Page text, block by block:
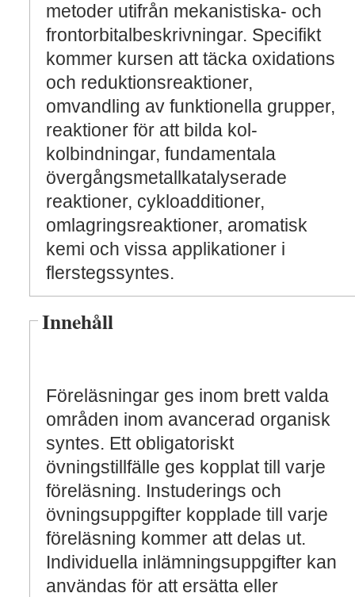
metoder utifrån mekanistiska- och
frontorbitalbeskrivningar. Specifikt
kommer kursen att täcka oxidations
och reduktionsreaktioner,
omvandling av funktionella grupper,
reaktioner för att bilda kol-
kolbindningar, fundamentala
övergångsmetallkatalyserade
reaktioner, cykloadditioner,
omlagringsreaktioner, aromatisk
kemi och vissa applikationer i
flerstegssyntes.
Innehåll
Föreläsningar ges inom brett valda
områden inom avancerad organisk
syntes. Ett obligatoriskt
övningstillfälle ges kopplat till varje
föreläsning. Instuderings och
övningsuppgifter kopplade till varje
föreläsning kommer att delas ut.
Individuella inlämningsuppgifter kan
användas för att ersätta eller